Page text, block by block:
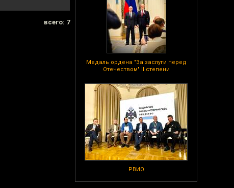
Медаль ордена "За заслуги перед
Отечеством" II степени
РВИО
всего: 7